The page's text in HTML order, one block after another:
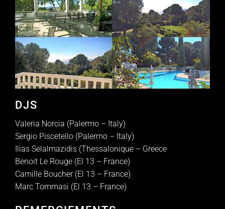
DJS
Valeria Norcia (Palermo – Italy)
Sergio Piscetello (Palermo – Italy)
Ilias Selalmazidis (Thessalonique – Greece
Benoit Le Rouge (El 13 – France)
Camille Boucher (El 13 – France)
Marc Tommasi (El 13 – France)